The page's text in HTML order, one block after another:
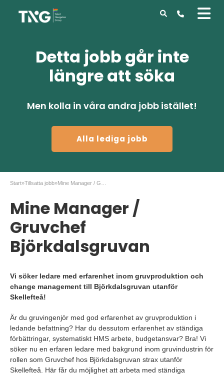
Detta jobb går inte
längre att söka
Men kolla in våra andra jobb istället!
Alla lediga jobb
Start»Tillsatta jobb»
Mine Manager /
Gruvchef
Björkdalsgruvan
Vi söker ledare med erfarenhet inom gruvproduktion och
change management till Björkdalsgruvan utanför
Skellefteå!
Är du gruvingenjör med god erfarenhet av gruvproduktion i
ledande befattning? Har du dessutom erfarenhet av ständiga
förbättringar, systematiskt HMS arbete, budgetansvar? Bra! Vi
söker nu en erfaren ledare med bakgrund inom gruvindustrin för
rollen som Gruvchef hos Björkdalsgruvan strax utanför
Skellefteå. Här får du möjlighet att arbeta med ständiga